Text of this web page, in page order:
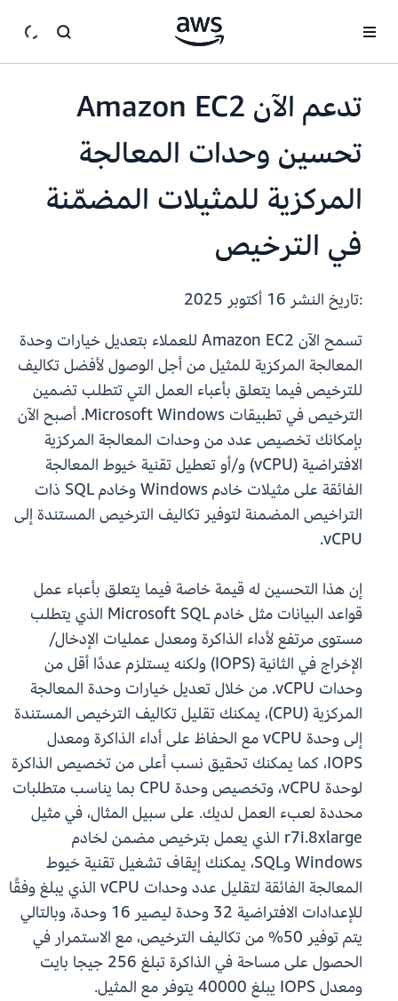
تدعم الآن Amazon EC2
تحسين وحدات المعالجة
المركزية للمثيلات المضمّنة
في الترخيص
:تاريخ النشر
تسمح الآن Amazon EC2 للعملاء بتعديل خيارات وحدة
المعالجة المركزية للمثيل من أجل الوصول لأفضل تكاليف
للترخيص فيما يتعلق بأعباء العمل التي تتطلب تضمين
الترخيص في تطبيقات Microsoft Windows. أصبح الآن
بإمكانك تخصيص عدد من وحدات المعالجة المركزية
الافتراضية (vCPU) و/أو تعطيل تقنية خيوط المعالجة
الفائقة على مثيلات خادم Windows وخادم SQL ذات
التراخيص المضمنة لتوفير تكاليف الترخيص المستندة إلى
vCPU.
إن هذا التحسين له قيمة خاصة فيما يتعلق بأعباء عمل
قواعد البيانات مثل خادم Microsoft SQL الذي يتطلب
مستوى مرتفع لأداء الذاكرة ومعدل عمليات الإدخال/
الإخراج في الثانية (IOPS) ولكنه يستلزم عددًا أقل من
وحدات vCPU. من خلال تعديل خيارات وحدة المعالجة
المركزية (CPU)، يمكنك تقليل تكاليف الترخيص المستندة
إلى وحدة vCPU مع الحفاظ على أداء الذاكرة ومعدل
IOPS، كما يمكنك تحقيق نسب أعلى من تخصيص الذاكرة
لوحدة vCPU، وتخصيص وحدة CPU بما يناسب متطلبات
محددة لعبء العمل لديك. على سبيل المثال، في مثيل
r7i.8xlarge الذي يعمل بترخيص مضمن لخادم
Windows وSQL، يمكنك إيقاف تشغيل تقنية خيوط
المعالجة الفائقة لتقليل عدد وحدات vCPU الذي يبلغ وفقًا
للإعدادات الافتراضية 32 وحدة ليصير 16 وحدة، وبالتالي
يتم توفير 50% من تكاليف الترخيص، مع الاستمرار في
الحصول على مساحة في الذاكرة تبلغ 256 جيجا بايت
ومعدل IOPS يبلغ 40000 يتوفر مع المثيل.